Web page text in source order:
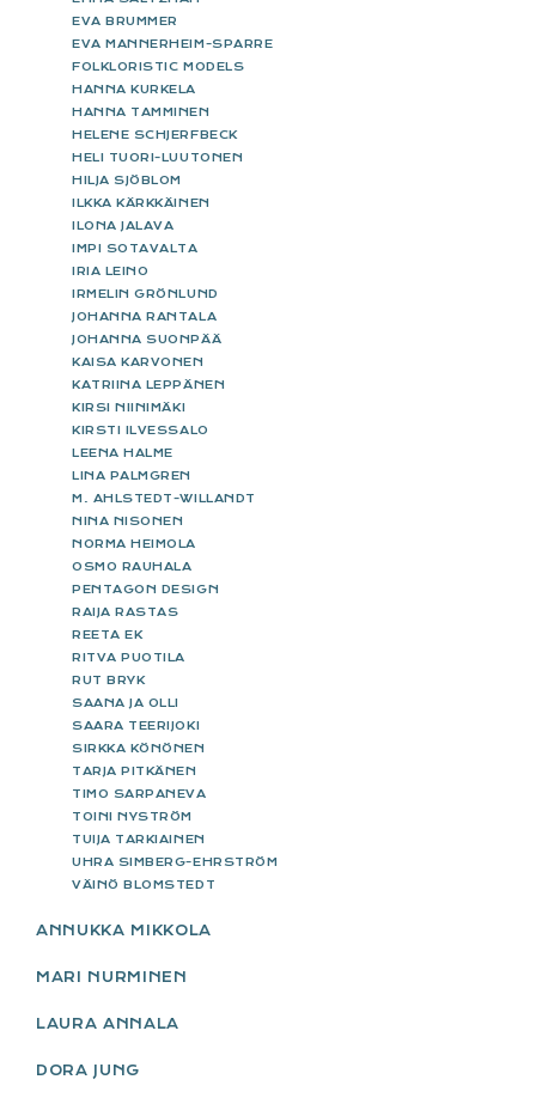
EVA BRUMMER
EVA MANNERHEIM-SPARRE
FOLKLORISTIC MODELS
HANNA KURKELA
HANNA TAMMINEN
HELENE SCHJERFBECK
HELI TUORI-LUUTONEN
HILJA SJÖBLOM
ILKKA KÄRKKÄINEN
ILONA JALAVA
IMPI SOTAVALTA
IRIA LEINO
IRMELIN GRÖNLUND
JOHANNA RANTALA
JOHANNA SUONPÄÄ
KAISA KARVONEN
KATRIINA LEPPÄNEN
KIRSI NIINIMÄKI
KIRSTI ILVESSALO
LEENA HALME
LINA PALMGREN
M. AHLSTEDT-WILLANDT
NINA NISONEN
NORMA HEIMOLA
OSMO RAUHALA
PENTAGON DESIGN
RAIJA RASTAS
REETA EK
RITVA PUOTILA
RUT BRYK
SAANA JA OLLI
SAARA TEERIJOKI
SIRKKA KÖNÖNEN
TARJA PITKÄNEN
TIMO SARPANEVA
TOINI NYSTRÖM
TUIJA TARKIAINEN
UHRA SIMBERG-EHRSTRÖM
VÄINÖ BLOMSTEDT
ANNUKKA MIKKOLA
MARI NURMINEN
LAURA ANNALA
DORA JUNG